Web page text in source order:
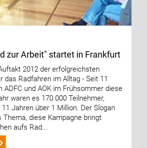
zur Arbeit" startet in Frankfurt
2012 der erfolgreichsten
das Radfahren im Alltag - Seit 11
ADFC und AOK im Frühsommer diese
waren es 170.000 Teilnehmer,
Jahren über 1 Million. Der Slogan
diese Kampagne bringt
aufs Rad...